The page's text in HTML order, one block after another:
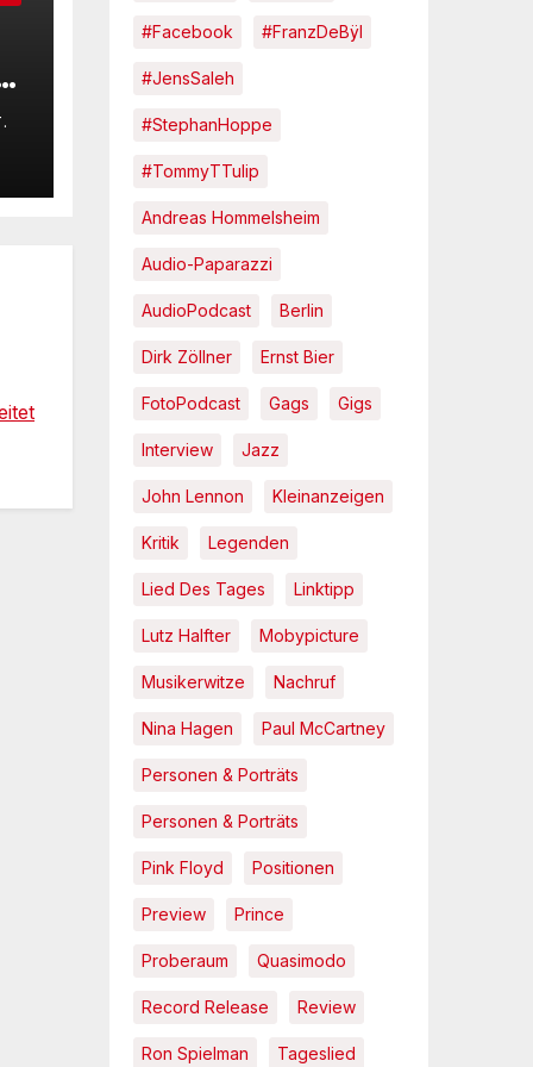
#Facebook #FranzDeBÿl
#JensSaleh
#StephanHoppe
#TommyTTulip
Andreas Hommelsheim
Audio-Paparazzi
AudioPodcast Berlin
Dirk Zöllner Ernst Bier
FotoPodcast Gags Gigs
Interview Jazz
John Lennon Kleinanzeigen
Kritik Legenden
Lied Des Tages Linktipp
Lutz Halfter Mobypicture
Musikerwitze Nachruf
Nina Hagen Paul McCartney
Personen & Porträts
Personen & Porträts
Pink Floyd Positionen
Preview Prince
Proberaum Quasimodo
Record Release Review
Ron Spielman Tageslied